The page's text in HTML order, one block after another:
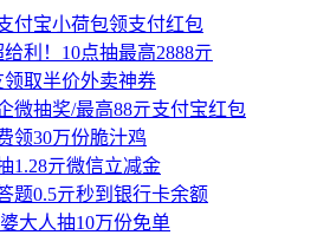
付宝小荷包领支付红包
利！10点抽最高2888亓
取半价外卖神券
微抽奖/最高88亓支付宝红包
领30万份脆汁鸡
1.28亓微信立减金
题0.5亓秒到银行卡余额
大人抽10万份免单